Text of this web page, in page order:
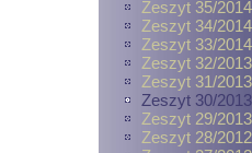
Zeszyt 35/2014
Zeszyt 34/2014
Zeszyt 33/2014
Zeszyt 32/2013
Zeszyt 31/2013
Zeszyt 30/2013
Zeszyt 29/2013
Zeszyt 28/2012